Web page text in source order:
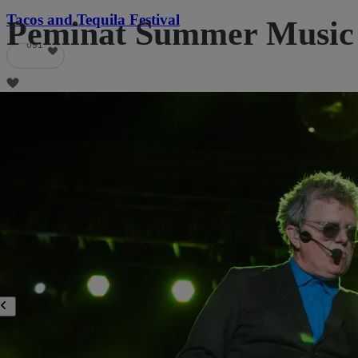
Tacos and Tequila Festival
691
Peminat Summer